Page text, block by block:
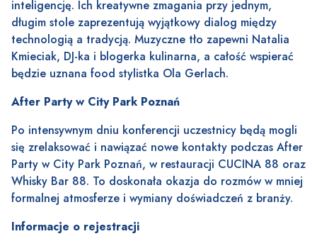
inteligencję. Ich kreatywne zmagania przy jednym,
długim stole zaprezentują wyjątkowy dialog między
technologią a tradycją. Muzyczne tło zapewni Natalia
Kmieciak, DJ-ka i blogerka kulinarna, a całość wspierać
będzie uznana food stylistka Ola Gerlach.
After Party w City Park Poznań
Po intensywnym dniu konferencji uczestnicy będą mogli
się zrelaksować i nawiązać nowe kontakty podczas After
Party w City Park Poznań, w restauracji CUCINA 88 oraz
Whisky Bar 88. To doskonała okazja do rozmów w mniej
formalnej atmosferze i wymiany doświadczeń z branży.
Informacje o rejestracji